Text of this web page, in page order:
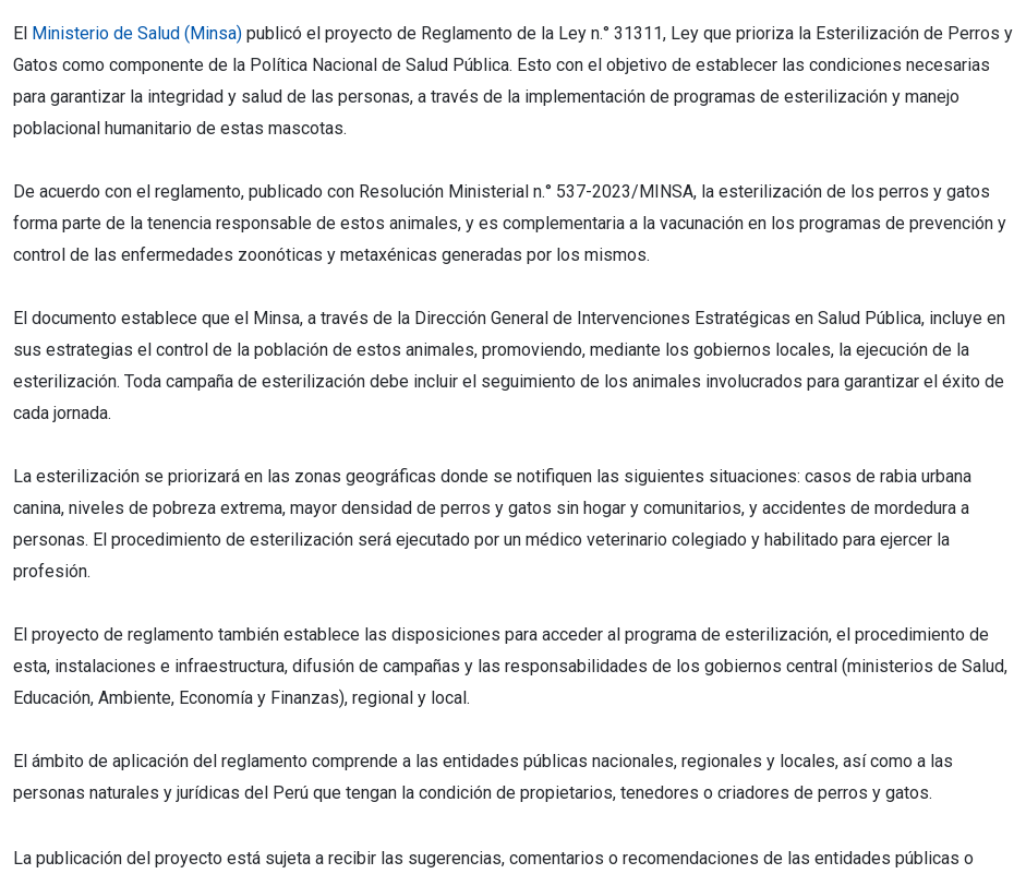
El Ministerio de Salud (Minsa) publicó el proyecto de Reglamento de la Ley n.° 31311, Ley que prioriza la Esterilización de Perros y
Gatos como componente de la Política Nacional de Salud Pública. Esto con el objetivo de establecer las condiciones necesarias
para garantizar la integridad y salud de las personas, a través de la implementación de programas de esterilización y manejo
poblacional humanitario de estas mascotas.
De acuerdo con el reglamento, publicado con Resolución Ministerial n.° 537-2023/MINSA, la esterilización de los perros y gatos
forma parte de la tenencia responsable de estos animales, y es complementaria a la vacunación en los programas de prevención y
control de las enfermedades zoonóticas y metaxénicas generadas por los mismos.
El documento establece que el Minsa, a través de la Dirección General de Intervenciones Estratégicas en Salud Pública, incluye en
sus estrategias el control de la población de estos animales, promoviendo, mediante los gobiernos locales, la ejecución de la
esterilización. Toda campaña de esterilización debe incluir el seguimiento de los animales involucrados para garantizar el éxito de
cada jornada.
La esterilización se priorizará en las zonas geográficas donde se notifiquen las siguientes situaciones: casos de rabia urbana
canina, niveles de pobreza extrema, mayor densidad de perros y gatos sin hogar y comunitarios, y accidentes de mordedura a
personas. El procedimiento de esterilización será ejecutado por un médico veterinario colegiado y habilitado para ejercer la
profesión.
El proyecto de reglamento también establece las disposiciones para acceder al programa de esterilización, el procedimiento de
esta, instalaciones e infraestructura, difusión de campañas y las responsabilidades de los gobiernos central (ministerios de Salud,
Educación, Ambiente, Economía y Finanzas), regional y local.
El ámbito de aplicación del reglamento comprende a las entidades públicas nacionales, regionales y locales, así como a las
personas naturales y jurídicas del Perú que tengan la condición de propietarios, tenedores o criadores de perros y gatos.
La publicación del proyecto está sujeta a recibir las sugerencias, comentarios o recomendaciones de las entidades públicas o